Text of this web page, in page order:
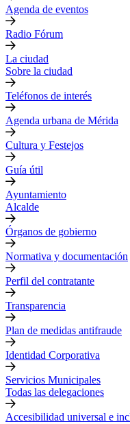
Agenda de eventos
Radio Fórum
La ciudad
Sobre la ciudad
Teléfonos de interés
Agenda urbana de Mérida
Cultura y Festejos
Guía útil
Ayuntamiento
Alcalde
Órganos de gobierno
Normativa y documentación
Perfil del contratante
Transparencia
Plan de medidas antifraude
Identidad Corporativa
Servicios Municipales
Todas las delegaciones
Accesibilidad universal e